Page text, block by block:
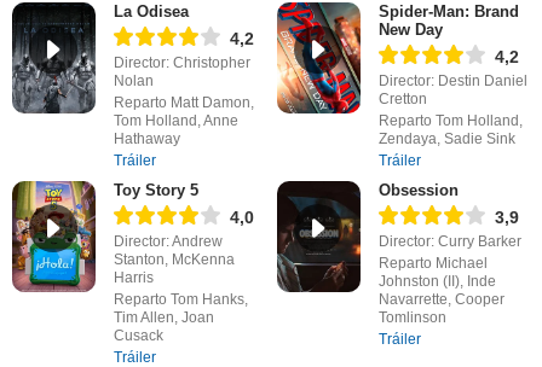
La Odisea
4,2
Director: Christopher
Nolan
Reparto Matt Damon,
Tom Holland, Anne
Hathaway
Tráiler
Spider-Man: Brand
New Day
4,2
Director: Destin Daniel
Cretton
Reparto Tom Holland,
Zendaya, Sadie Sink
Tráiler
Toy Story 5
4,0
Director: Andrew
Stanton, McKenna
Harris
Reparto Tom Hanks,
Tim Allen, Joan
Cusack
Tráiler
Obsession
3,9
Director: Curry Barker
Reparto Michael
Johnston (II), Inde
Navarrette, Cooper
Tomlinson
Tráiler